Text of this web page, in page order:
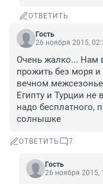
ОТВЕТИТЬ
Гость
26 ноября 2015,
Очень жалко... Нам
прожить без моря и
вечном
Египту и Турции
надо бесплатного,
солнышке
ОТВЕТИТЬ 7
Гость
26 ноября 2015,